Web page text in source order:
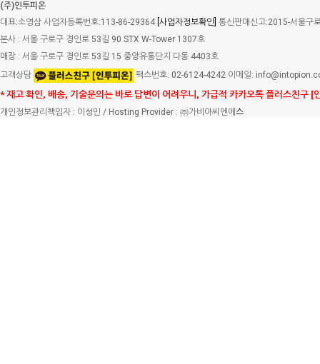
(주)인투피온
대표:소영삼 사업자등록번호:113-86-29364 [사업자정보확인] 통신판매신고:2015-서울구
본사 : 서울 구로구 경인로 53길 90 STX W-Tower 1307호
매장 : 서울 구로구 경인로 53길 15 중앙유통단지 다동 4403호
고객상담
팩스번호: 02-6124-4242 이메일:
* 재고 확인, 배송, 기술문의는 바로 답변이 어려우니, 가급적 카카오톡 플러스친구 [
개인정보관리책임자 : 이성민 / Hosting Provider : ㈜가비아씨엔에 스